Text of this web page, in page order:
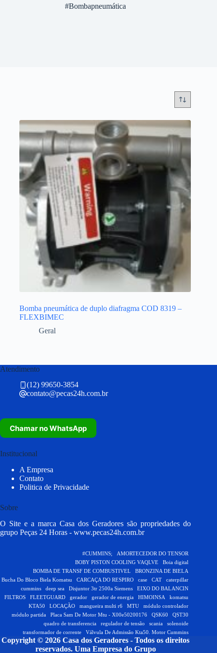
#Bombapneumática
Bomba pneumática de duplo diafragma COD 8319 –
FLEXBIMEC
Geral
Atendimento
(12) 99650-3854
contato@pecas24h.com.br
Chamar no WhatsApp
Institucional
A Empresa
Contato
Politica de Privacidade
Sobre
O Site e a marca Casa dos Geradores são propriedades do
grupo Peças 24 Horas - www.pecas24h.com.br
#CUMMINS;
AMORTECEDOR DO TENSOR
BOBY PISTON COOLING VAQLVE
Boia digital
BOMBA DE TRANSF DE COMBUSTIVEL
BRONZINA DE BIELA
Bucha Do Bloco Biela Komatsu
CARCAÇA DO RESPIRO case CAT
caterpillar
cummins
deep sea Disjuntor 3tr 2500a Siemens
EIXO DO BALANCIN
FILTROS
FLEETGUARD gerador gerador de energia HIMOINSA
komatsu
KTA50
LOCAÇÃO mangueira multi r6 MTU
módulo controlador
módulo partida
Placa Sam De Motor Mtu - X00e50200176 QSK60
QST30
quadro de transferencia
regulador de tensão scania
solenoide
transformador de corrente
Válvula De Admissão Kta50. Motor Cummins
Copyright © 2026 Casa dos Geradores - Todos os direitos
reservados. Uma Empresa do Grupo